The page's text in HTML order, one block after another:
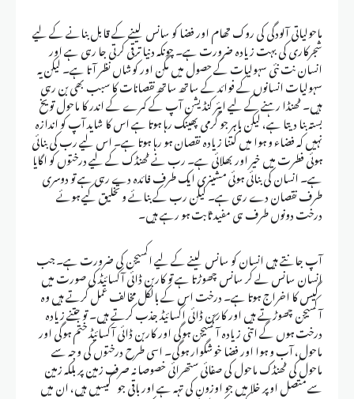
ماحولیاتی آلودگی کی روک تھام اور فضا کو سانس لینے کے قابل بنانے کے لیے
شجرکاری کی بہت زیادہ ضرورت ہے۔ چونکہ دنیا ترقی کرتی جا رہی ہے اور
انسان نت نئی سہولیات کے حصول میں مگن اور کوشاں نظر آتا ہے۔ لیکن یہ
سہولیات انسانوں کے فوائد کے ساتھ ساتھ نقصانات کا سبب بھی بن رہی
ہیں۔ ٹھنڈا رہنے کے لیے ایئر کنڈیشن آپ کے کمرے کے اندر کا ماحول تو یخ
بستہ بنا دیتا ہے، لیکن باہر جو گرمی پھینک رہا ہوتا ہے اس کا شاید آپ کو اندازہ
نہیں کہ فضاء و ہوا میں کتنا زیادہ نقصان ہو رہا ہوتا ہے۔ اس لیے رب کی بنائی
ہوئی فطرت میں خیر اور بھلائی ہے۔ رب نے ٹھنڈک کے لیے درختوں کو اگایا
ہے۔ انسان کی بنائی ہوئی مشینری ایک طرف فائدہ دے رہی ہے تو دوسری
طرف نقصان دے رہی ہے۔ لیکن رب کے بنائے و تخلیق کیے ہوئے
درخت دونوں طرف ہی مفید ثابت ہو رہے ہیں۔
آپ جانتے ہیں انسان کو سانس لینے کے لیے اکسیجن کی ضرورت ہے۔ جب
انسان سانس لے کر سانس چھوڑتا ہے تو کاربن ڈائی آکسائیڈ کی صورت میں
گیس کا اخراج ہوتا ہے۔ درخت اس کے بالکل مخالف عمل کرتے ہیں وہ
آکسیجن چھوڑتے ہیں اور کاربن ڈائی اکسائیڈ جذب کرتے ہیں۔ تو جتنے زیادہ
درخت ہوں گے اتنی زیادہ آکسیجن ہوگی اور کاربن ڈائی آکسائیڈ ختم ہوگی اور
ماحول، آب و ہوا اور فضا خوشگوار ہوگی۔ اسی طرح درختوں کی وجہ سے
ماحول کی ٹھنڈک ماحول کی صفائی ستھرائی خصوصا نہ صرف زمین پر بلکہ زمین
سے متصل اوپر خلا میں جو اوزون کی تہہ ہے اور باقی جو گیسیں ہیں، ان میں